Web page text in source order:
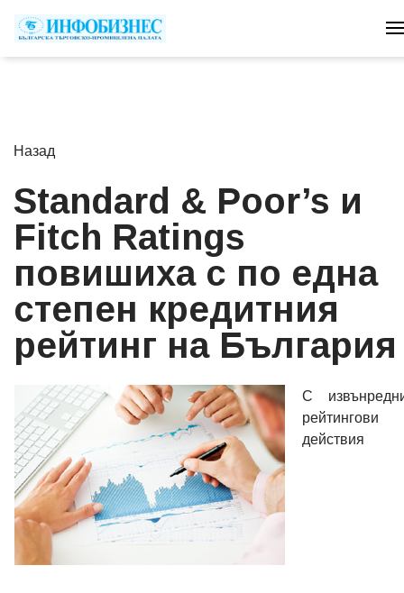
Назад
Standard & Poor’s и
Fitch Ratings
повишиха с по една
степен кредитния
рейтинг на България
С
рейтингови
действия